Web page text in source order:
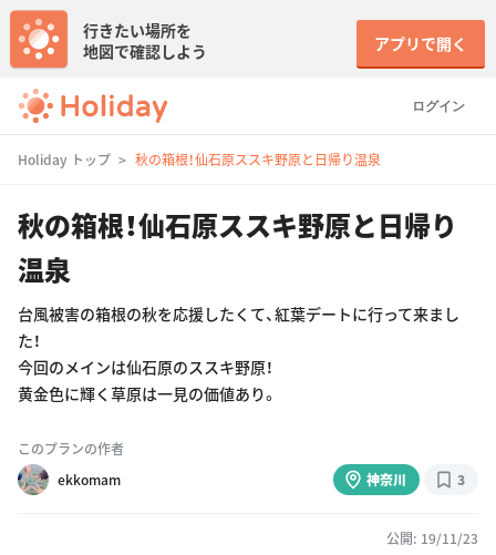
ログイン
行きたい場所を
地図で確認しよう
アプリで開く
Holiday トップ 秋の箱根！仙石原ススキ野原と日帰り温泉
秋の箱根！仙石原ススキ野原と日帰り
温泉
台風被害の箱根の秋を応援したくて、紅葉デートに行って来まし
た！
今回のメインは仙石原のススキ野原！
黄金色に輝く草原は一見の価値あり。
このプランの作者
ekkomam
神奈川 3
公開: 19/11/23